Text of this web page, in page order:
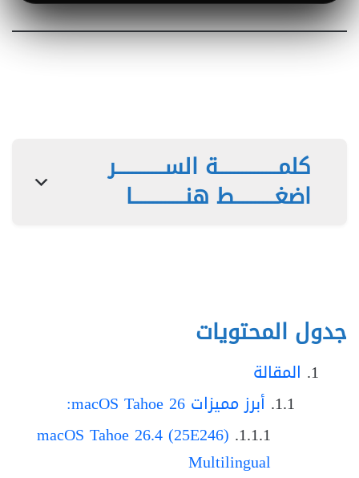
تحميل الجزء 11
كلمـــــــــــــــة الســــــــــــر
اضغــــــــــط هنـــــــــــــا
جدول المحتويات
المقالة
أبرز مميزات macOS Tahoe 26:
macOS Tahoe 26.4 (25E246)
Multilingual